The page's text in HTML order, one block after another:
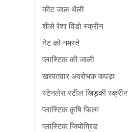
कीट जाल थैली
शीसे रेशा विंडो स्क्रीन
नेट को नमस्ते
प्लास्टिक की जाली
खरपतवार अवरोधक कपड़ा
स्टेनलेस स्टील खिड़की स्क्रीन
प्लास्टिक कृषि फिल्म
प्लास्टिक जियोग्रिड